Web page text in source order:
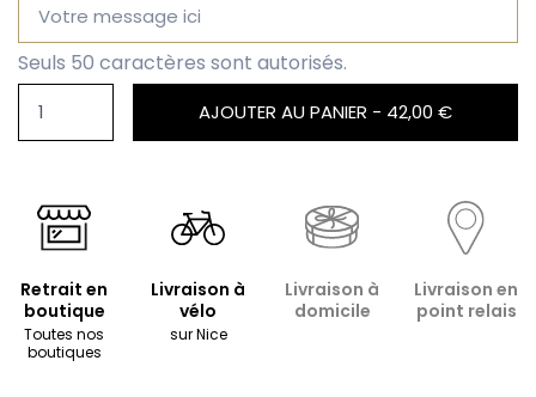
Seuls 50 caractères sont autorisés.
AJOUTER AU PANIER - 42,00 €
Retrait en
boutique
Toutes nos
boutiques
Livraison à
vélo
sur Nice
Livraison à
domicile
Livraison en
point relais